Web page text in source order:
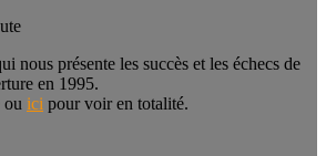
nous présente les succès et les échecs de
en 1995.
ou ici pour voir en totalité.